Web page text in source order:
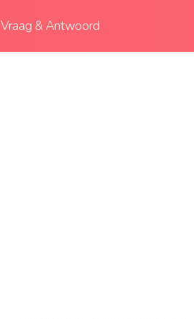
Vraag & Antwoord